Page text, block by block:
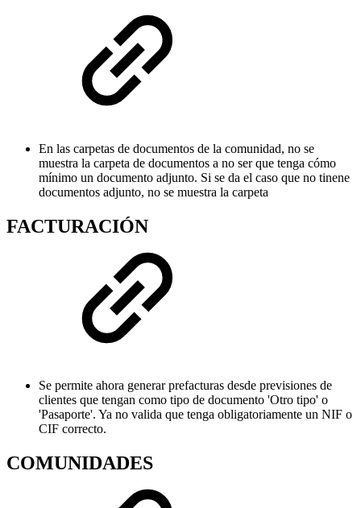
En las carpetas de documentos de la comunidad, no se
muestra la carpeta de documentos a no ser que tenga cómo
mínimo un documento adjunto. Si se da el caso que no tinene
documentos adjunto, no se muestra la carpeta
FACTURACIÓN
Se permite ahora generar prefacturas desde previsiones de
clientes que tengan como tipo de documento 'Otro tipo' o
'Pasaporte'. Ya no valida que tenga obligatoriamente un NIF o
CIF correcto.
COMUNIDADES